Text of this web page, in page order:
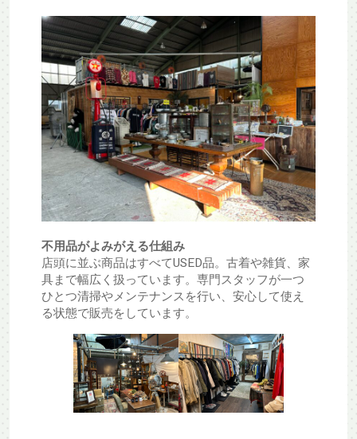
不用品がよみがえる仕組み
店頭に並ぶ商品はすべてUSED品。古着や雑貨、家
具まで幅広く扱っています。専門スタッフが一つ
ひとつ清掃やメンテナンスを行い、安心して使え
る状態で販売をしています。